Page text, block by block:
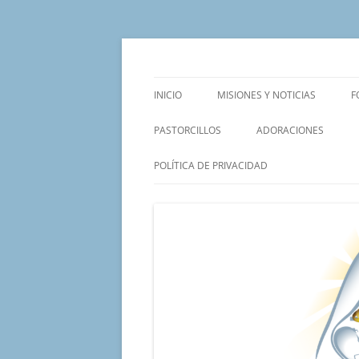
Saltar
INICIO MISIONES Y NOTICIAS
PASTORCILLOS ADORACIONES
POLÍTICA DE PRIVACIDAD